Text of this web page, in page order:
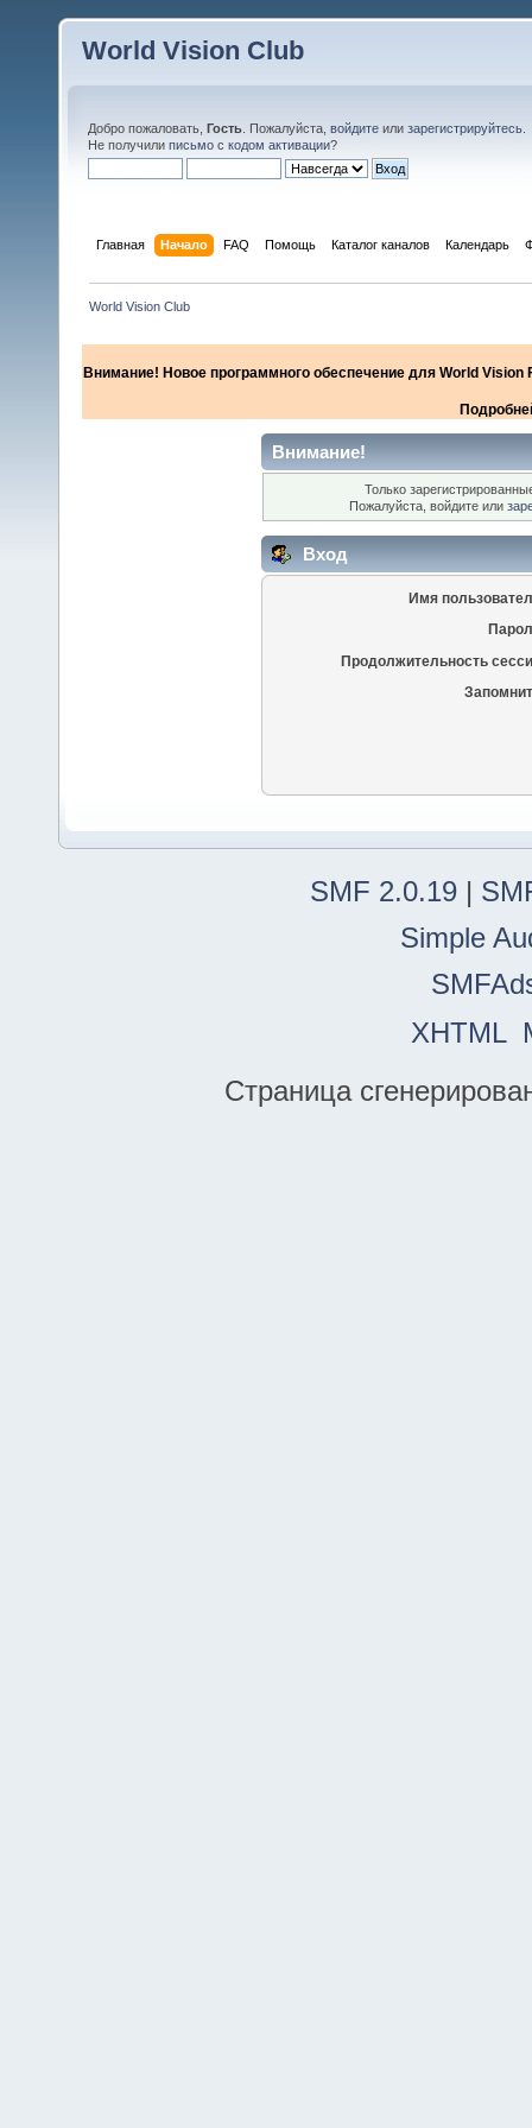
World Vision Club
Добро пожаловать, Гость . Пожалуйста, войдите или зарегистрируйтесь
Не получили письмо с кодом активации?
Главная Начало FAQ Помощь Каталог каналов Календарь
World Vision Club
Внимание! Новое программного обеспечение для World
Внимание!
Только
Пожалуйста, войдите или
Вход
Имя
Продолжительность
SMF 2.0.19 |
Simple
XHTML
Страница